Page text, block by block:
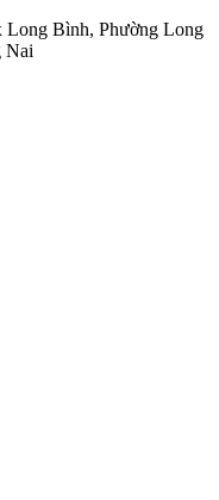
Long Bình, Phường Long
Nai